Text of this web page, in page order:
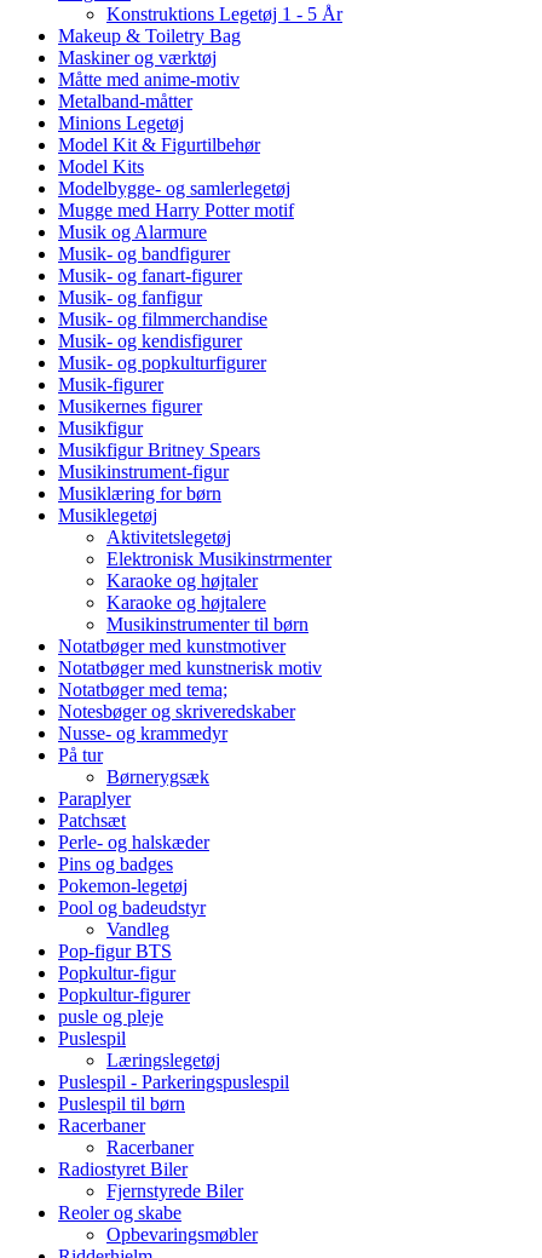
Konstruktions Legetøj 1 - 5 År
Makeup & Toiletry Bag
Maskiner og værktøj
Måtte med anime-motiv
Metalband-måtter
Minions Legetøj
Model Kit & Figurtilbehør
Model Kits
Modelbygge- og samlerlegetøj
Mugge med Harry Potter motif
Musik og Alarmure
Musik- og bandfigurer
Musik- og fanart-figurer
Musik- og fanfigur
Musik- og filmmerchandise
Musik- og kendisfigurer
Musik- og popkulturfigurer
Musik-figurer
Musikernes figurer
Musikfigur
Musikfigur Britney Spears
Musikinstrument-figur
Musiklæring for børn
Musiklegetøj
Aktivitetslegetøj
Elektronisk Musikinstrmenter
Karaoke og højtaler
Karaoke og højtalere
Musikinstrumenter til børn
Notatbøger med kunstmotiver
Notatbøger med kunstnerisk motiv
Notatbøger med tema;
Notesbøger og skriveredskaber
Nusse- og krammedyr
På tur
Børnerygsæk
Paraplyer
Patchsæt
Perle- og halskæder
Pins og badges
Pokemon-legetøj
Pool og badeudstyr
Vandleg
Pop-figur BTS
Popkultur-figur
Popkultur-figurer
pusle og pleje
Puslespil
Læringslegetøj
Puslespil - Parkeringspuslespil
Puslespil til børn
Racerbaner
Racerbaner
Radiostyret Biler
Fjernstyrede Biler
Reoler og skabe
Opbevaringsmøbler